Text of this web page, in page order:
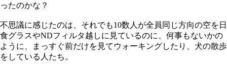
ったのかな？
不思議に感じたのは、それでも10数人が全員同じ方向の空を日
食グラスやNDフィルタ越しに見ているのに、何事もないかの
ように、まっすぐ前だけを見てウォーキングしたり、犬の散歩
をしている人たち。